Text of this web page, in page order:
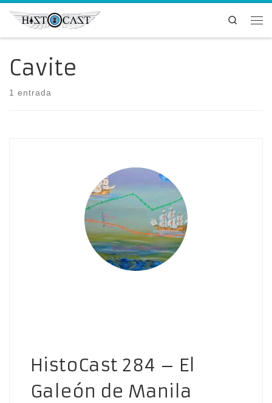
Saltar al contenido
Search
Cavite
1 entrada
HistoCast 284 – El
Galeón de Manila